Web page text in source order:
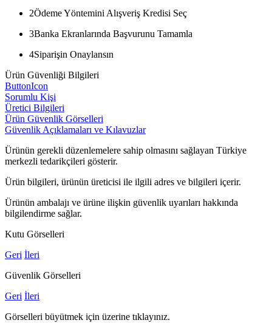
2Ödeme Yöntemini Alışveriş Kredisi Seç
3Banka Ekranlarında Başvurunu Tamamla
4Siparişin Onaylansın
Ürün Güvenliği Bilgileri
ButtonIcon
Sorumlu Kişi
Üretici Bilgileri
Ürün Güvenlik Görselleri
Güvenlik Açıklamaları ve Kılavuzlar
Ürünün gerekli düzenlemelere sahip olmasını sağlayan Türkiye
merkezli tedarikçileri gösterir.
Ürün bilgileri, ürünün üreticisi ile ilgili adres ve bilgileri içerir.
Ürünün ambalajı ve ürüne ilişkin güvenlik uyarıları hakkında
bilgilendirme sağlar.
Kutu Görselleri
Geri İleri
Güvenlik Görselleri
Geri İleri
Görselleri büyütmek için üzerine tıklayınız.